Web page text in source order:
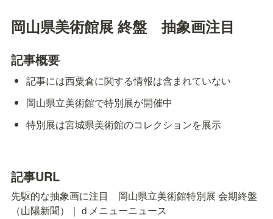
岡山県美術館展 終盤　抽象画注目
記事概要
記事には西粟倉に関する情報は含まれていない
岡山県立美術館で特別展が開催中
特別展は宮城県美術館のコレクションを展示
記事URL
先駆的な抽象画に注目　岡山県立美術館特別展 会期終盤